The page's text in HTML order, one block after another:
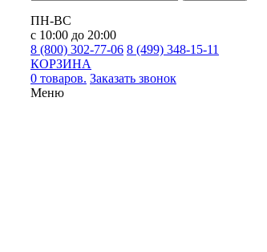
ПН-ВС
с 10:00 до 20:00
8 (800) 302-77-06 8 (499) 348-15-11
КОРЗИНА
0 товаров. Заказать звонок
Меню